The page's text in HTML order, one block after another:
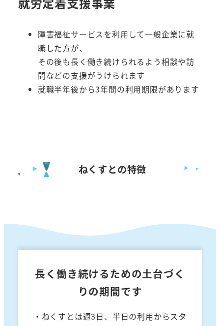
障害福祉サービスを利用して一般企業に就
職した方が、
その後も長く働き続けられるよう相談や訪
問などの支援がうけられます
就職半年後から3年間の利用期限があります
ねくすとの特徴
長く働き続けるための土台づく
りの期間です
・ねくすとは週3日、半日の利用からスタ